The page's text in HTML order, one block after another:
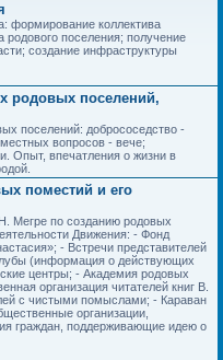
формирование коллектива
поселения; получение
создание инфраструктуры
родовых поселений,
поселений: добрососедство -
вопросов - вече;
Опыт, впечатления о жизни в
поместий и его
Мегре по созданию родовых
Движения: - Фонд
- Встречи представителей
(информация о действующих
центры; - Академия родовых
организация читателей книг В.
с чистыми помыслами; - Караван
организации,
граждан, поддерживающие идею о